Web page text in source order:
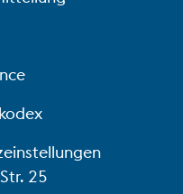
Fridolin
25